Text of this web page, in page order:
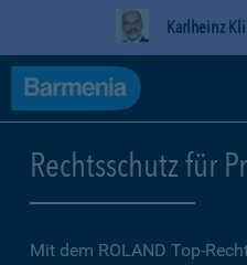
Karlheinz
Rechtsschutz für
Mit dem ROLAND Top-